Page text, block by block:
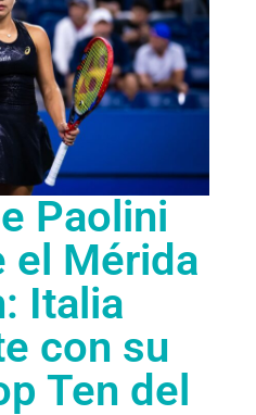
Paolini
el Mérida
Italia
con su
Ten del